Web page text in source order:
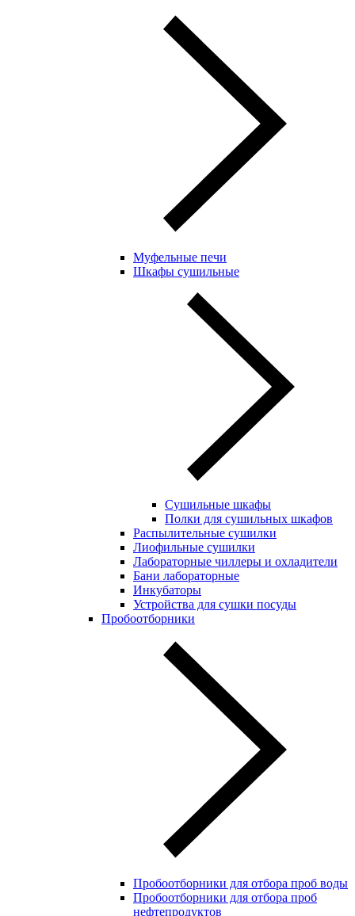
Муфельные печи
Шкафы сушильные
Сушильные шкафы
Полки для сушильных шкафов
Распылительные сушилки
Лиофильные сушилки
Лабораторные чиллеры и охладители
Бани лабораторные
Инкубаторы
Устройства для сушки посуды
Пробоотборники
Пробоотборники для отбора проб воды
Пробоотборники для отбора проб
нефтепродуктов